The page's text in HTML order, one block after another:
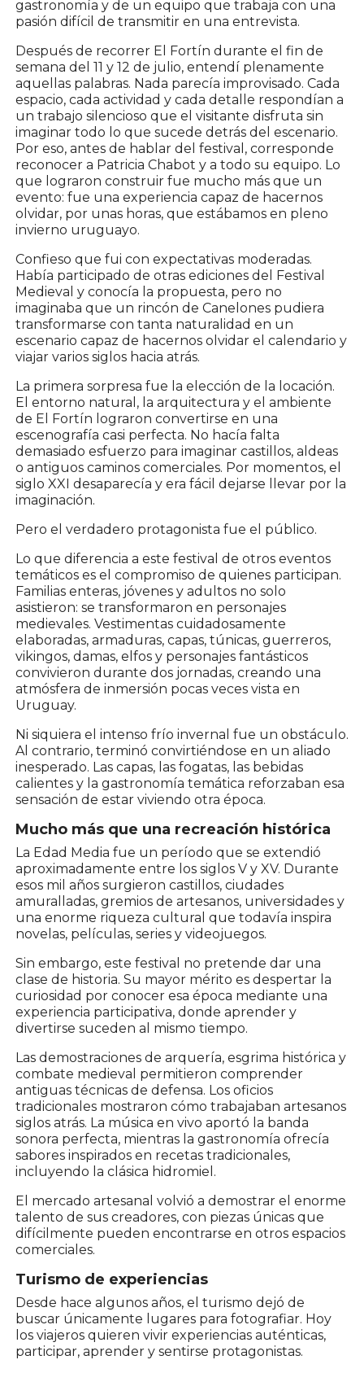
gastronomía y de un equipo que trabaja con una
pasión difícil de transmitir en una entrevista.
Después de recorrer El Fortín durante el fin de
semana del 11 y 12 de julio, entendí plenamente
aquellas palabras. Nada parecía improvisado. Cada
espacio, cada actividad y cada detalle respondían a
un trabajo silencioso que el visitante disfruta sin
imaginar todo lo que sucede detrás del escenario.
Por eso, antes de hablar del festival, corresponde
reconocer a Patricia Chabot y a todo su equipo. Lo
que lograron construir fue mucho más que un
evento: fue una experiencia capaz de hacernos
olvidar, por unas horas, que estábamos en pleno
invierno uruguayo.
Confieso que fui con expectativas moderadas.
Había participado de otras ediciones del Festival
Medieval y conocía la propuesta, pero no
imaginaba que un rincón de Canelones pudiera
transformarse con tanta naturalidad en un
escenario capaz de hacernos olvidar el calendario y
viajar varios siglos hacia atrás.
La primera sorpresa fue la elección de la locación.
El entorno natural, la arquitectura y el ambiente
de El Fortín lograron convertirse en una
escenografía casi perfecta. No hacía falta
demasiado esfuerzo para imaginar castillos, aldeas
o antiguos caminos comerciales. Por momentos, el
siglo XXI desaparecía y era fácil dejarse llevar por la
imaginación.
Pero el verdadero protagonista fue el público.
Lo que diferencia a este festival de otros eventos
temáticos es el compromiso de quienes participan.
Familias enteras, jóvenes y adultos no solo
asistieron: se transformaron en personajes
medievales. Vestimentas cuidadosamente
elaboradas, armaduras, capas, túnicas, guerreros,
vikingos, damas, elfos y personajes fantásticos
convivieron durante dos jornadas, creando una
atmósfera de inmersión pocas veces vista en
Uruguay.
Ni siquiera el intenso frío invernal fue un obstáculo.
Al contrario, terminó convirtiéndose en un aliado
inesperado. Las capas, las fogatas, las bebidas
calientes y la gastronomía temática reforzaban esa
sensación de estar viviendo otra época.
Mucho más que una recreación histórica
La Edad Media fue un período que se extendió
aproximadamente entre los siglos V y XV. Durante
esos mil años surgieron castillos, ciudades
amuralladas, gremios de artesanos, universidades y
una enorme riqueza cultural que todavía inspira
novelas, películas, series y videojuegos.
Sin embargo, este festival no pretende dar una
clase de historia. Su mayor mérito es despertar la
curiosidad por conocer esa época mediante una
experiencia participativa, donde aprender y
divertirse suceden al mismo tiempo.
Las demostraciones de arquería, esgrima histórica y
combate medieval permitieron comprender
antiguas técnicas de defensa. Los oficios
tradicionales mostraron cómo trabajaban artesanos
siglos atrás. La música en vivo aportó la banda
sonora perfecta, mientras la gastronomía ofrecía
sabores inspirados en recetas tradicionales,
incluyendo la clásica hidromiel.
El mercado artesanal volvió a demostrar el enorme
talento de sus creadores, con piezas únicas que
difícilmente pueden encontrarse en otros espacios
comerciales.
Turismo de experiencias
Desde hace algunos años, el turismo dejó de
buscar únicamente lugares para fotografiar. Hoy
los viajeros quieren vivir experiencias auténticas,
participar, aprender y sentirse protagonistas.